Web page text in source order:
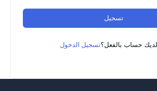
تسجيل
حساب بالفعل؟تسجيل الدخول